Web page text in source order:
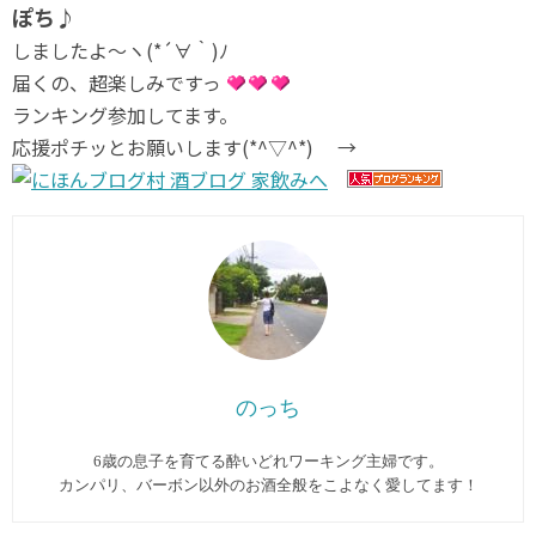
ぽち♪
しましたよ～ヽ(*´∀｀)ﾉ
届くの、超楽しみですっ
ランキング参加してます。
応援ポチッとお願いします(*^▽^*) →
のっち
6歳の息子を育てる酔いどれワーキング主婦です。
カンパリ、バーボン以外のお酒全般をこよなく愛してます︎！